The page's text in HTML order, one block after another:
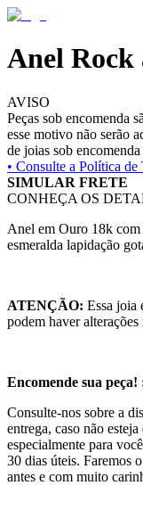
Anel Rock
AVISO
Peças sob encomenda
esse motivo não serão
de joias sob
• Consulte a Política de
SIMULAR FRETE
CONHEÇA OS
Anel em Ouro 18k com
esmeralda lapidação
ATENÇÃO: Essa joia
podem haver alterações
Encomende sua peça!
Consulte-nos sobre a
entrega, caso não
especialmente para
30 dias úteis. Faremos
antes e com muito